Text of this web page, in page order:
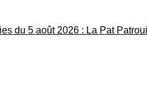
du 5 août 2026 : La Pat